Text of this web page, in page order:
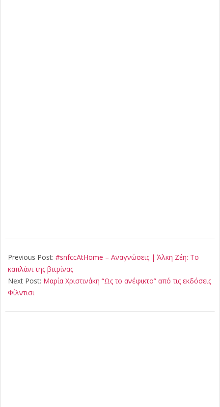
04-
25
Previous Post: #snfccAtHome – Αναγνώσεις | Άλκη Ζέη: Το
καπλάνι της βιτρίνας
Next Post: Μαρία Χριστινάκη “Ως το ανέφικτο” από τις εκδόσεις
Φίλντισι